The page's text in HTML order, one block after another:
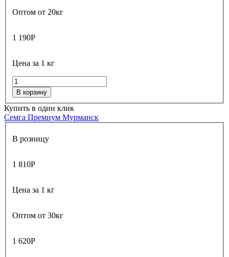
Оптом от 20кг
1 190Р
Цена за 1 кг
В корзину
Купить в один клик
Семга Премиум Мурманск
В розницу
1 810Р
Цена за 1 кг
Оптом от 30кг
1 620Р